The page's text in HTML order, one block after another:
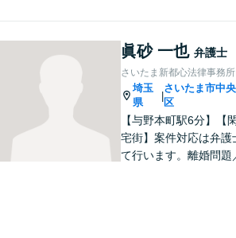
をお聞きになってから
で構いませんので、ト
でお困りの方は一人で
ず、一度お気軽にご相
い。
眞砂 一也 弁護士
さいたま新都心法律事務所
埼玉
県
|
さいたま市中央
区
【与野本町駅6分】【
宅街】案件対応は弁護
て行います。離婚問題